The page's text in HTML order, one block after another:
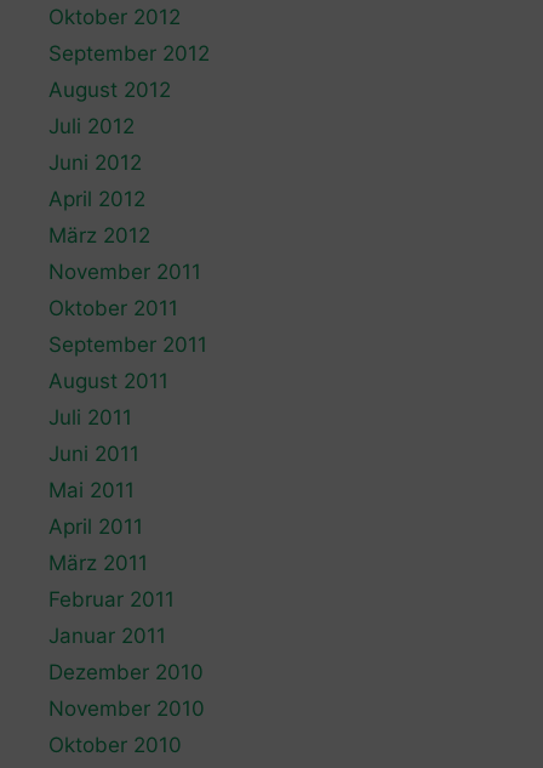
Oktober 2012
September 2012
August 2012
Juli 2012
Juni 2012
April 2012
März 2012
November 2011
Oktober 2011
September 2011
August 2011
Juli 2011
Juni 2011
Mai 2011
April 2011
März 2011
Februar 2011
Januar 2011
Dezember 2010
November 2010
Oktober 2010